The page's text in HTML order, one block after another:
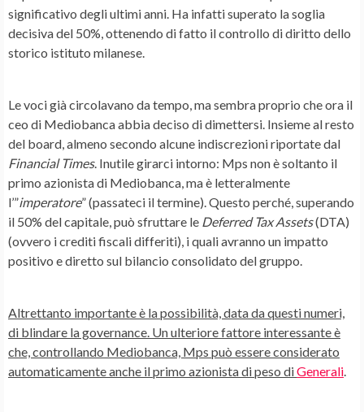
significativo degli ultimi anni. Ha infatti superato la soglia
decisiva del 50%, ottenendo di fatto ilcontrollo di diritto dello
storico istituto milanese.
Le voci già circolavano da tempo, ma sembra proprio che ora il
ceo di Mediobanca abbia deciso di dimettersi. Insieme al resto
del board, almeno secondo alcune indiscrezioni riportate dal
Financial Times. Inutile girarci intorno: Mps non è soltanto il
primo azionista di Mediobanca, ma è letteralmente
l’”imperatore” (passateci il termine). Questo perché, superando
il 50% del capitale, può sfruttare le Deferred Tax Assets(DTA)
(ovvero i crediti fiscali differiti), i quali avranno un impatto
positivo e diretto sul bilancio consolidato del gruppo.
Altrettanto importante è la possibilità, data da questi numeri,
di blindare la governance . Un ulteriore fattore interessante è
che, controllando Mediobanca, Mps può essere considerato
automaticamente anche il primo azionista di peso diGenerali